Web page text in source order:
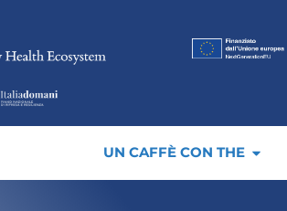
UN CAFFÈ CON THE